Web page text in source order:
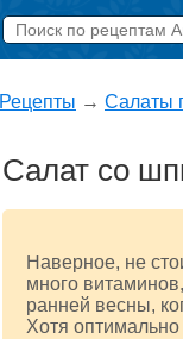
Рецепты → Салаты
Салат со
Наверное, не
много
ранней весны,
Хотя оптимально